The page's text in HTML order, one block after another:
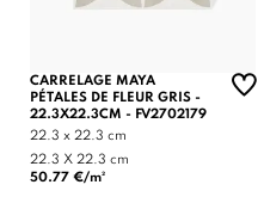
CARRELAGE MAYA
PÉTALES DE FLEUR GRIS -
22.3X22.3CM - FV2702179
22.3 x 22.3 cm
22.3 X 22.3 cm
50.77 €/m²